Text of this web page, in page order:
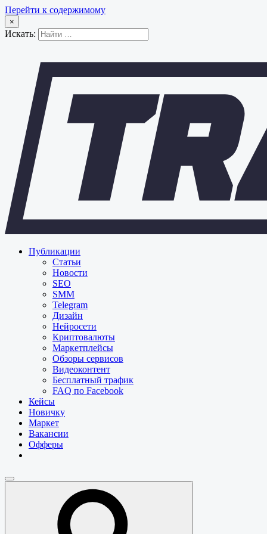
Перейти к содержимому
×
Искать:
Публикации
Статьи
Новости
SEO
SMM
Telegram
Дизайн
Нейросети
Криптовалюты
Маркетплейсы
Обзоры сервисов
Видеоконтент
Бесплатный трафик
FAQ по Facebook
Кейсы
Новичку
Маркет
Вакансии
Офферы